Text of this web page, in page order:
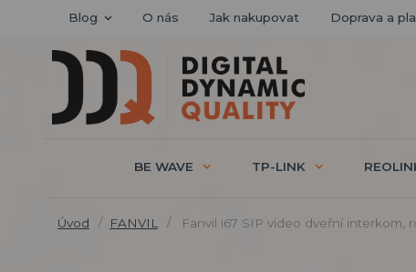
Blog O nás Jak nakupovat Doprava a
BE WAVE TP-LINK
Úvod FANVIL Fanvil i67 SIP video dveřní interkom,